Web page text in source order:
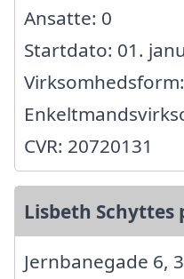
Ansatte: 0
Startdato: 01.
Virksomhedsform:
CVR: 20720131
Lisbeth Schyttes
Jernbanegade 6,